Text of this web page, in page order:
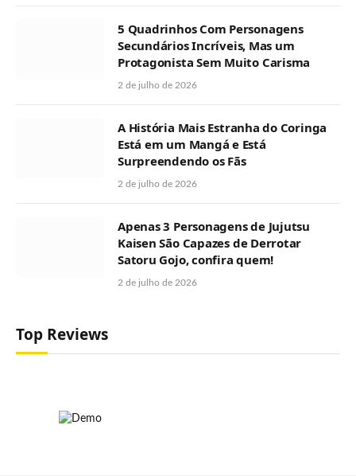
5 Quadrinhos Com Personagens
Secundários Incríveis, Mas um
Protagonista Sem Muito Carisma
2 de julho de 2026
A História Mais Estranha do Coringa
Está em um Mangá e Está
Surpreendendo os Fãs
2 de julho de 2026
Apenas 3 Personagens de Jujutsu
Kaisen São Capazes de Derrotar
Satoru Gojo, confira quem!
2 de julho de 2026
Top Reviews